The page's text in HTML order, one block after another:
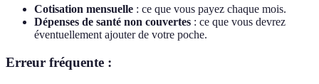
Cotisation mensuelle : ce que vous payez chaque mois.
Dépenses de santé non couvertes : ce que vous devrez
éventuellement ajouter de votre poche.
Erreur fréquente :